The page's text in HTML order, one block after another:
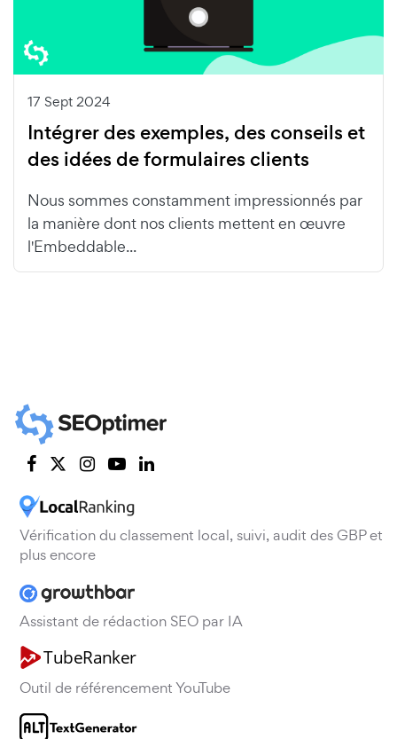
17 Sept 2024
Intégrer des exemples, des conseils et
des idées de formulaires clients
Nous sommes constamment impressionnés par
la manière dont nos clients mettent en œuvre
l'Embeddable...
Vérification du classement local, suivi, audit des GBP et
plus encore
Assistant de rédaction SEO par IA
Outil de référencement YouTube